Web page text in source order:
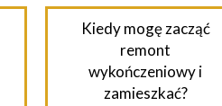
Kiedy mogę zacząć
remont
wykończeniowy i
zamieszkać?